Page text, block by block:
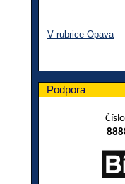
V rubrice Opava
Podpora